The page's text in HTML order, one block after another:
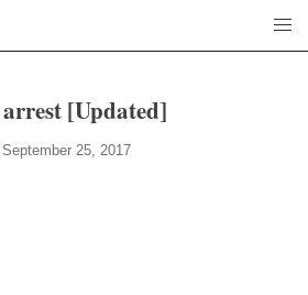
[Updated]
25, 2017